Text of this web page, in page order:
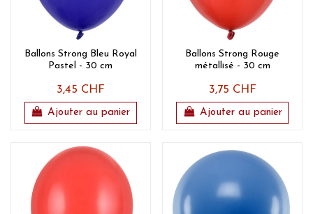
Ballons Strong Bleu Royal
Pastel - 30 cm
3,45 CHF
Ajouter au panier
Ballons Strong Rouge
métallisé - 30 cm
3,75 CHF
Ajouter au panier